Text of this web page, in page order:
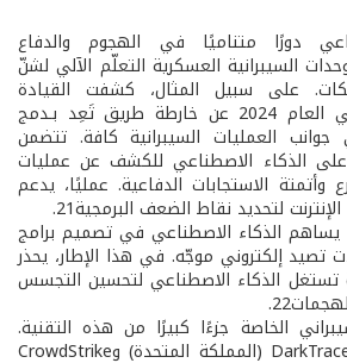
دورًا متناميًا في الهجوم والدفاع
السيبرانية العسكرية التعلّم الآلي لشنّ
على سبيل المثال، كشفت القيادة
السيبرانية الأميركية في العام 2024 عن خارطة طريق تَعِد بـدمج
العمليات السيبرانية كافة. تتضمن
الذكاء الاصطناعي للكشف عن عمليات
الاستجابات الدفاعية. عمليًا، يدعم
لتحديد نقاط الضعف البرمجية21.
الذكاء الاصطناعي في تصميم برامج
تصيد إلكتروني موجّه. في هذا الإطار، يحذر
تستغل الذكاء الاصطناعي لتحسين التجسس
الخاصة جزءًا كبيرًا من هذه التقنية.
تستخدم منتجات مثل DarkTrace (المملكة المتحدة) وCrowdStrike